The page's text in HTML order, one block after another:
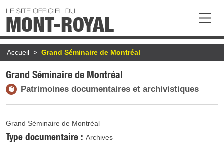
LE SITE OFFICIEL DU
MONT-ROYAL
Fil d'Ariane
Accueil Grand Séminaire de Montréal
Grand Séminaire de Montréal
Patrimoines documentaires et archivistiques
Grand Séminaire de Montréal
Type documentaire Archives